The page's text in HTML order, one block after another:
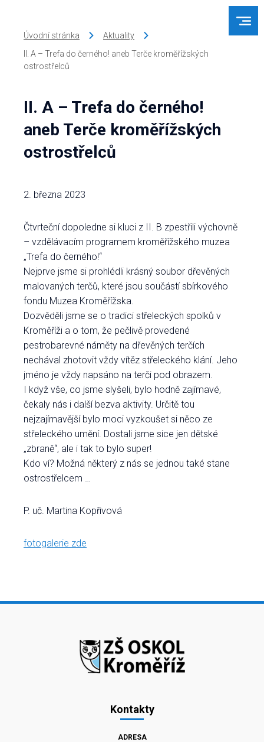
Úvodní stránka
Aktuality
II. A – Trefa do černého! aneb Terče kroměřížských
ostrostřelců
II. A – Trefa do černého!
aneb Terče kroměřížských
ostrostřelců
2. března 2023
Čtvrteční dopoledne si kluci z II. B zpestřili výchovně
– vzdělávacím programem kroměřížského muzea
„Trefa do černého!“
Nejprve jsme si prohlédli krásný soubor dřevěných
malovaných terčů, které jsou součástí sbírkového
fondu Muzea Kroměřížska.
Dozvěděli jsme se o tradici střeleckých spolků v
Kroměříži a o tom, že pečlivě provedené
pestrobarevné náměty na dřevěných terčích
nechával zhotovit vždy vítěz střeleckého klání. Jeho
jméno je vždy napsáno na terči pod obrazem.
I když vše, co jsme slyšeli, bylo hodně zajímavé,
čekaly nás i další bezva aktivity. Určitě tou
nejzajímavější bylo moci vyzkoušet si něco ze
střeleckého umění. Dostali jsme sice jen dětské
„zbraně“, ale i tak to bylo super!
Kdo ví? Možná některý z nás se jednou také stane
ostrostřelcem …
P. uč. Martina Kopřivová
fotogalerie zde
Kontakty
ADRESA